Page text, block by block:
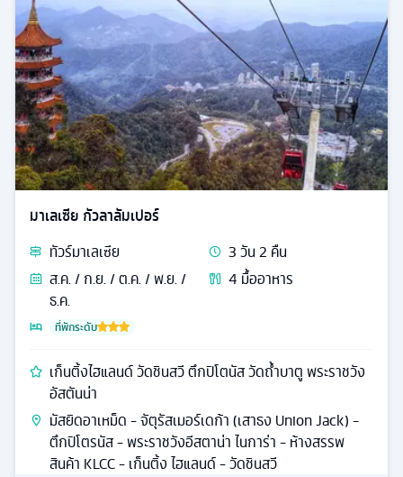
มาเลเซีย กัวลาลัมเปอร์
ทัวร์มาเลเซีย 3วัน2 คืน
ส.ค. / ก.ย. / ต.ค. / พ.ย. /
ธ.ค.
4 มื้ออาหาร
ที่พักระดับ
เก็นติ้งไฮแลนด์ วัดชินสวี ตึกปิโตนัส วัดถ้ำบาตู พระราชวัง
อัสตันน่า
มัสยิดอาเหม็ด - จัตุรัสเมอร์เดก้า (เสาธง Union Jack) -
ตึกปิโตรนัส - พระราชวังอีสตาน่า ไนการ่า - ห้างสรรพ
สินค้า KLCC - เก็นติ้ง ไฮแลนด์ - วัดชินสวี